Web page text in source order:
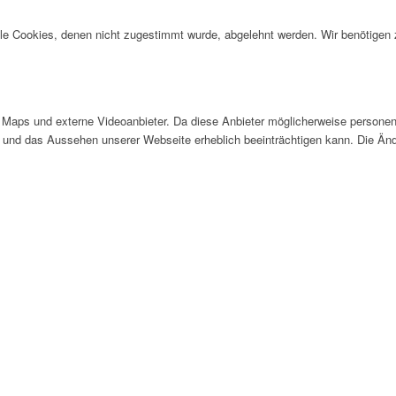
Cookies, denen nicht zugestimmt wurde, abgelehnt werden. Wir
und externe Videoanbieter. Da diese Anbieter möglicherweise
das Aussehen unserer Webseite erheblich beeinträchtigen kann. Die